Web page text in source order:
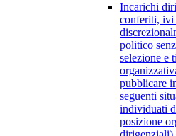
Incarichi
conferiti, ivi
politico
selezione e
pubblicare
seguenti
individuati
posizione